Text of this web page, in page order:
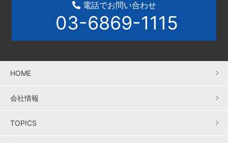
電話でお問い合わせ
03-6869-1115
HOME
会社情報
TOPICS